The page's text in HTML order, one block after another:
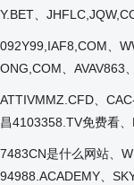
Y.BET、
092Y99,IAF8,COM、
ONG,COM、AVAV863
ATTIVMMZ.CFD、
昌4103358.TV免费看
7483CN是什么网站、
94988.ACADEMY、